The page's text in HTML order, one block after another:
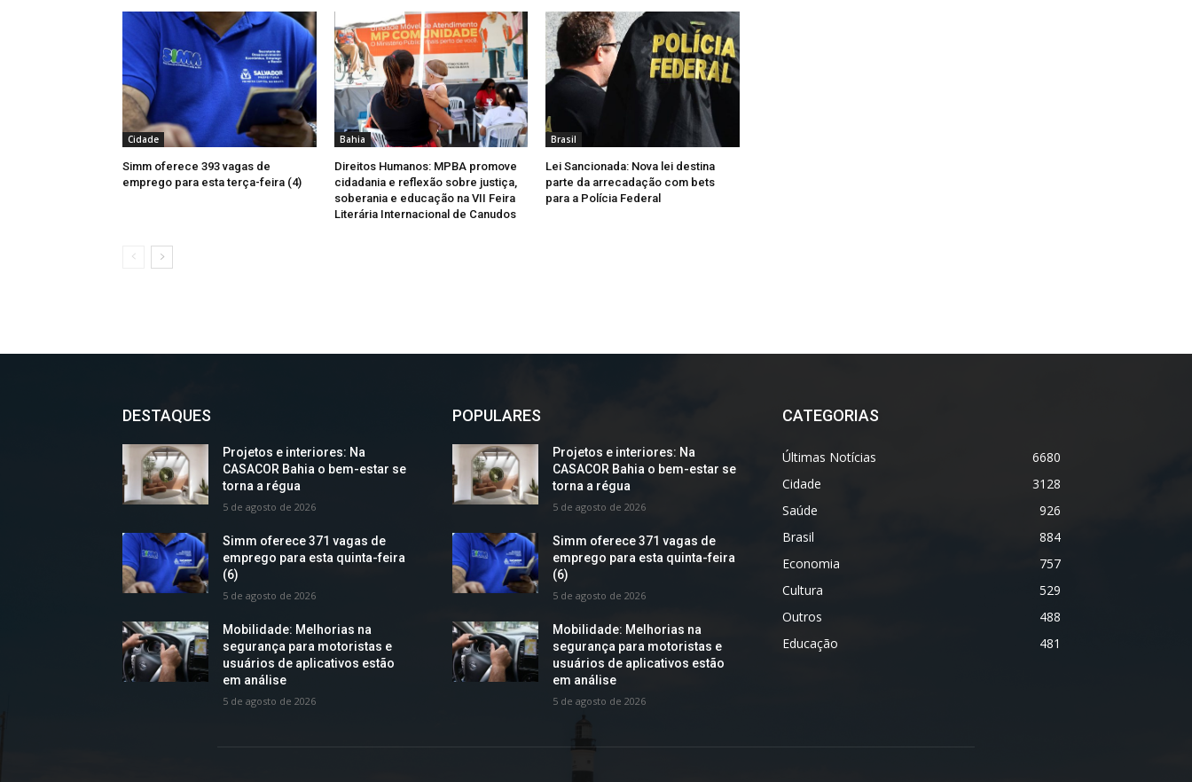
Cidade
Simm oferece 393 vagas de
emprego para esta terça-feira (4)
Bahia
Direitos Humanos: MPBA promove
cidadania e reflexão sobre justiça,
soberania e educação na VII Feira
Literária Internacional de Canudos
Brasil
Lei Sancionada: Nova lei destina
parte da arrecadação com bets
para a Polícia Federal
DESTAQUES
Projetos e interiores: Na
CASACOR Bahia o bem-estar se
torna a régua
5 de agosto de 2026
Simm oferece 371 vagas de
emprego para esta quinta-feira
(6)
5 de agosto de 2026
Mobilidade: Melhorias na
segurança para motoristas e
usuários de aplicativos estão
em análise
5 de agosto de 2026
POPULARES
Projetos e interiores: Na
CASACOR Bahia o bem-estar se
torna a régua
5 de agosto de 2026
Simm oferece 371 vagas de
emprego para esta quinta-feira
(6)
5 de agosto de 2026
Mobilidade: Melhorias na
segurança para motoristas e
usuários de aplicativos estão
em análise
5 de agosto de 2026
CATEGORIAS
Últimas Notícias
6680
Cidade
3128
Saúde
926
Brasil
884
Economia
757
Cultura
529
Outros
488
Educação
481